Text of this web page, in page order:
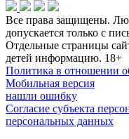
Все права защищены.
допускается только с
Отдельные страницы
детей информацию. 18+
Политика в отношении
Мобильная версия
нашли ошибку
Согласие субъекта
персональных данных